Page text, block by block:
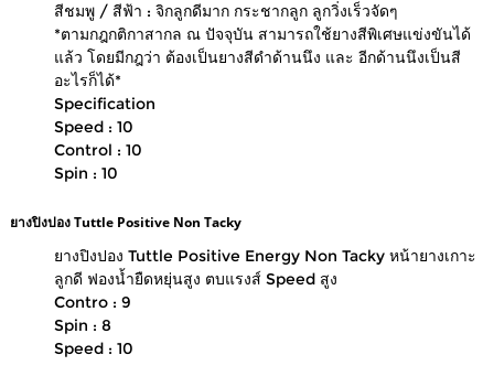
สีชมพู / สีฟ้า : จิกลูกดีมาก กระชากลูก ลูกวิ่งเร็วจัดๆ
*ตามกฎกติกาสากล ณ ปัจจุบัน สามารถใช้ยางสีพิเศษแข่งขันได้
แล้ว โดยมีกฎว่า ต้องเป็นยางสีดำด้านนึง และ อีกด้านนึงเป็นสี
อะไรก็ได้*
Specification
Speed : 10
Control : 10
Spin : 10
ยางปิงปอง Tuttle Positive Non Tacky
ยางปิงปอง Tuttle Positive Energy Non Tacky หน้ายางเกาะ
ลูกดี ฟองน้ำยืดหยุ่นสูง ตบแรงส์ Speed สูง
Contro : 9
Spin : 8
Speed : 10